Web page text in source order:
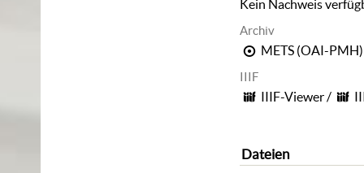
Kein Nachweis
Archiv
METS (OAI-PMH)
IIIF
IIIF-Viewer/
Dateien